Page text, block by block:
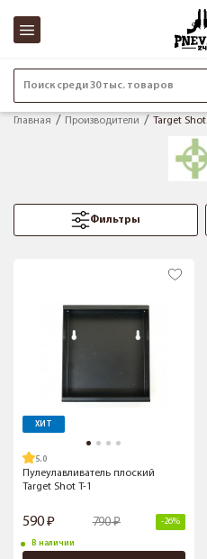
Поиск среди 30 тыс. товаров
Главная Производители Target Shot
Фильтры
ХИТ
5.0
Пулеулавливатель плоский
Target Shot T-1
590 790 -26%
В наличии